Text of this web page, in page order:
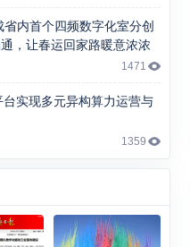
省内首个四频数字化室分创
，让春运回家路暖意浓浓
1471
实现多元异构算力运营与
1359